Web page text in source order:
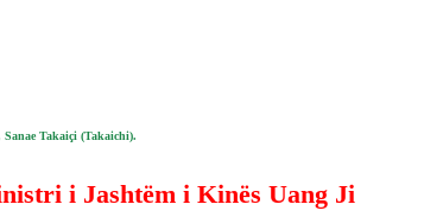
Takaiçi (Takaichi).
i Jashtëm i Kinës Uang Ji